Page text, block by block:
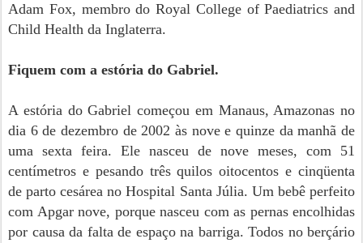
Adam Fox, membro do Royal College of Paediatrics and
Child Health da Inglaterra.
Fiquem com a estória do Gabriel.
A estória do Gabriel começou em Manaus, Amazonas no
dia 6 de dezembro de 2002 às nove e quinze da manhã de
uma sexta feira. Ele nasceu de nove meses, com 51
centímetros e pesando três quilos oitocentos e cinqüenta
de parto cesárea no Hospital Santa Júlia. Um bebê perfeito
com Apgar nove, porque nasceu com as pernas encolhidas
por causa da falta de espaço na barriga. Todos no berçário